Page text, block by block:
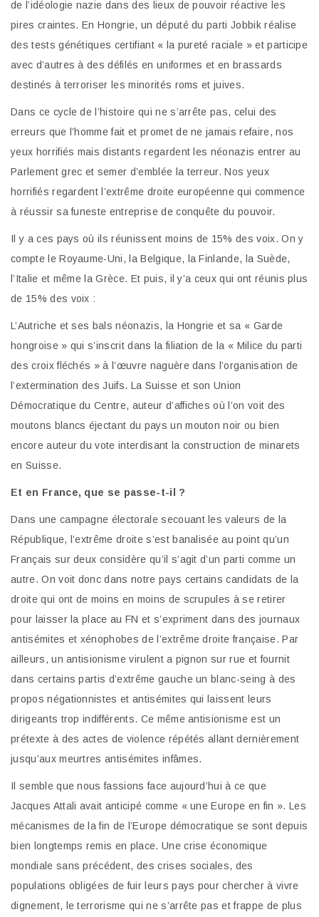
de l’idéologie nazie dans des lieux de pouvoir réactive les
pires craintes. En Hongrie, un député du parti Jobbik réalise
des tests génétiques certifiant « la pureté raciale » et participe
avec d’autres à des défilés en uniformes et en brassards
destinés à terroriser les minorités roms et juives.
Dans ce cycle de l’histoire qui ne s’arrête pas, celui des
erreurs que l’homme fait et promet de ne jamais refaire, nos
yeux horrifiés mais distants regardent les néonazis entrer au
Parlement grec et semer d’emblée la terreur. Nos yeux
horrifiés regardent l’extrême droite européenne qui commence
à réussir sa funeste entreprise de conquête du pouvoir.
Il y a ces pays où ils réunissent moins de 15% des voix. On y
compte le Royaume-Uni, la Belgique, la Finlande, la Suède,
l’Italie et même la Grèce. Et puis, il y’a ceux qui ont réunis plus
de 15% des voix :
L’Autriche et ses bals néonazis, la Hongrie et sa « Garde
hongroise » qui s’inscrit dans la filiation de la « Milice du parti
des croix fléchés » à l’œuvre naguère dans l’organisation de
l’extermination des Juifs. La Suisse et son Union
Démocratique du Centre, auteur d’affiches où l’on voit des
moutons blancs éjectant du pays un mouton noir ou bien
encore auteur du vote interdisant la construction de minarets
en Suisse.
Et en France, que se passe-t-il ?
Dans une campagne électorale secouant les valeurs de la
République, l’extrême droite s’est banalisée au point qu’un
Français sur deux considère qu’il s’agit d’un parti comme un
autre. On voit donc dans notre pays certains candidats de la
droite qui ont de moins en moins de scrupules à se retirer
pour laisser la place au FN et s’expriment dans des journaux
antisémites et xénophobes de l’extrême droite française. Par
ailleurs, un antisionisme virulent a pignon sur rue et fournit
dans certains partis d’extrême gauche un blanc-seing à des
propos négationnistes et antisémites qui laissent leurs
dirigeants trop indifférents. Ce même antisionisme est un
prétexte à des actes de violence répétés allant dernièrement
jusqu’aux meurtres antisémites infâmes.
Il semble que nous fassions face aujourd’hui à ce que
Jacques Attali avait anticipé comme « une Europe en fin ». Les
mécanismes de la fin de l’Europe démocratique se sont depuis
bien longtemps remis en place. Une crise économique
mondiale sans précédent, des crises sociales, des
populations obligées de fuir leurs pays pour chercher à vivre
dignement, le terrorisme qui ne s’arrête pas et frappe de plus